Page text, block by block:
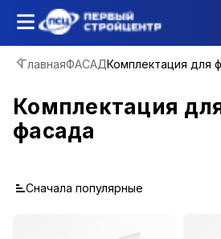
ГлавнаяФАСАДКомплектация для
Комплектация
фасада
Сначала популярные